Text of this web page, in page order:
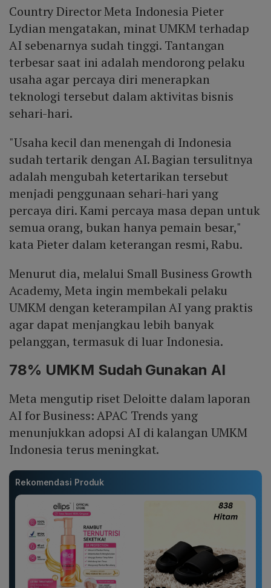
Country Director Meta Indonesia Pieter
Lydian mengatakan, minat UMKM terhadap
AI sebenarnya sudah tinggi. Tantangan
terbesar saat ini adalah mendorong pelaku
usaha agar percaya diri menerapkan
teknologi tersebut dalam aktivitas bisnis
sehari-hari.
"Usaha kecil dan menengah di Indonesia
sudah tertarik dengan AI. Bagian tersulitnya
adalah mengubah ketertarikan tersebut
menjadi penggunaan sehari-hari yang
percaya diri. Kami percaya masa depan untuk
semua orang, bukan hanya pemain besar,"
kata Pieter dalam keterangan resmi, Rabu.
Menurut dia, melalui Small Business Growth
Academy, Meta ingin membekali pelaku
UMKM dengan keterampilan AI yang praktis
agar dapat menjangkau lebih banyak
pelanggan, termasuk di luar Indonesia.
78% UMKM Sudah Gunakan AI
Meta mengutip riset Deloitte dalam laporan
AI for Business: APAC Trends yang
menunjukkan adopsi AI di kalangan UMKM
Indonesia terus meningkat.
Rekomendasi Produk